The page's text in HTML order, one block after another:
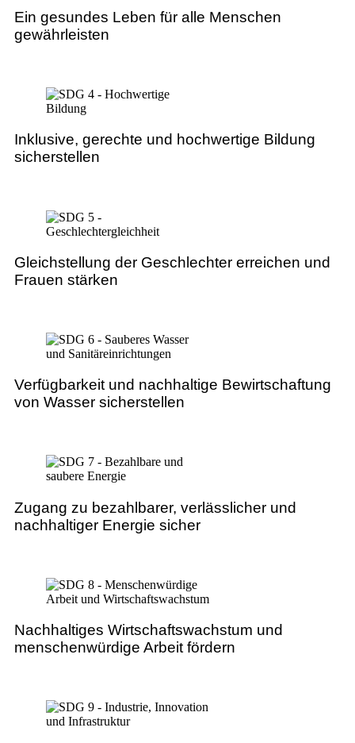
Ein gesundes Leben für alle Menschen
gewährleisten
Inklusive, gerechte und hochwertige Bildung
sicherstellen
Gleichstellung der Geschlechter erreichen und
Frauen stärken
Verfügbarkeit und nachhaltige Bewirtschaftung
von Wasser sicherstellen
Zugang zu bezahlbarer, verlässlicher und
nachhaltiger Energie sicher
Nachhaltiges Wirtschaftswachstum und
menschenwürdige Arbeit fördern